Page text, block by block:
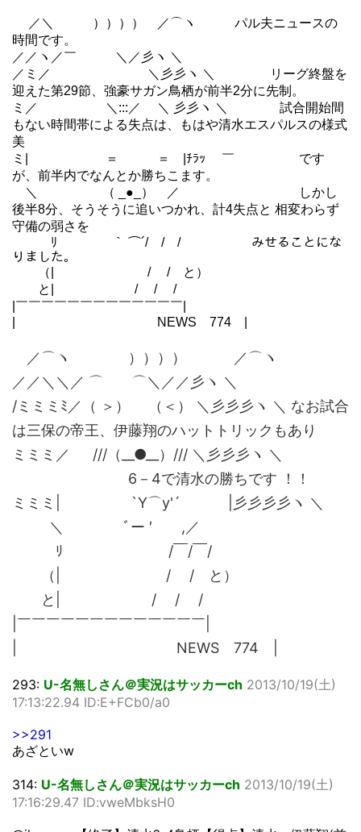
／＼ ）））） ／⌒ヽ パル夫ニュースの
時間です。
／／ヽ／￣ ＼／彡ヽ ＼
／ミ／ ＼彡彡ヽ ＼ リーグ終盤を
迎えた第29節、強豪サガン鳥栖が前半2分に先制。
ミ／ ＼:::／ ＼ 彡彡ヽ ＼ 試合開始間
もない時間帯による失点は、もはや清水エスパルスの様式
美
ミ| ＝ ＝ |ﾁﾗｯ ￣ です
が、前半内でなんとか勝ちこます。
＼ （ _●_） ／ しかし
後半8分、そうそうに追いつかれ、計4失点と 相変わらず
守備の弱さを
ﾘ ｀ ⌒´/￣/￣/ みせることにな
りました。
（| / / と）
と| / / /
|￣￣￣￣￣￣￣￣￣￣￣￣￣|
| NEWS 774 |
／⌒ヽ ）））） ／⌒ヽ
／／＼＼／ ⌒ ⌒＼／／彡ヽ ＼
/ミミミﾐ／（ ＞） （＜） ＼彡彡彡ヽ ＼ なお試合
は三保の帝王、伊藤翔のハットトリックもあり
ミミミ／ ///（__●__）/// ＼彡彡彡ヽ ＼
6－4で清水の勝ちです ！！
ミミミ| `Y⌒y'´ |彡彡彡彡ヽ ＼
＼ ﾞー ′ ,／
ﾘ /￣/￣/
（| / / と）
と| / / /
|￣￣￣￣￣￣￣￣￣￣￣￣￣|
| NEWS 774 |
293: U-名無しさん＠実況はサッカーch 2013/10/19(土)
17:13:22.94 ID:E+FCb0/a0
>>291
あざといw
314: U-名無しさん＠実況はサッカーch 2013/10/19(土)
17:16:29.47 ID:vweMbksH0